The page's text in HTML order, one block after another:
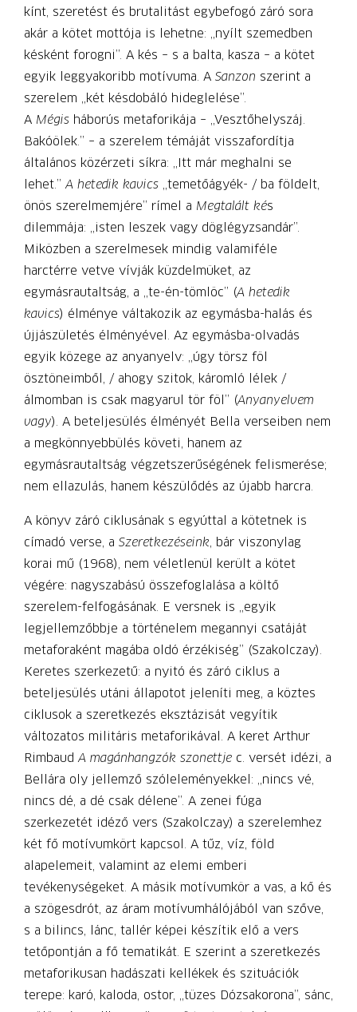
kínt, szeretést és brutalitást egybefogó záró sora
akár a kötet mottója is lehetne: „nyílt szemedben
késként forogni”. A kés – s a balta, kasza – a kötet
egyik leggyakoribb motívuma. A Sanzon szerint a
szerelem „két késdobáló hideglelése”.
A Mégis háborús metaforikája – „Vesztőhelyszáj.
Bakóölek.” – a szerelem témáját visszafordítja
általános közérzeti síkra: „Itt már meghalni se
lehet.”A hetedik kavics „temetőágyék- / ba földelt,
önös szerelmemjére” rímel a Megtalált kés
dilemmája: „isten leszek vagy döglégyzsandár”.
Miközben a szerelmesek mindig valamiféle
harctérre vetve vívják küzdelmüket, az
egymásrautaltság, a „te-én-tömlöc” (A hetedik
kavics) élménye váltakozik az egymásba-halás és
újjászületés élményével. Az egymásba-olvadás
egyik közege az anyanyelv: „úgy törsz föl
ösztöneimből, / ahogy szitok, káromló lélek /
álmomban is csak magyarul tör föl” (Anyanyelvem
vagy). A beteljesülés élményét Bella verseiben nem
a megkönnyebbülés követi, hanem az
egymásrautaltság végzetszerűségének felismerése;
nem ellazulás, hanem készülődés az újabb harcra.
A könyv záró ciklusának s egyúttal a kötetnek is
címadó verse, a Szeretkezéseink, bár viszonylag
korai mű (1968), nem véletlenül került a kötet
végére: nagyszabású összefoglalása a költő
szerelem-felfogásának. E versnek is „egyik
legjellemzőbbje a történelem megannyi csatáját
metaforaként magába oldó érzékiség” (Szakolczay).
Keretes szerkezetű: a nyitó és záró ciklus a
beteljesülés utáni állapotot jeleníti meg, a köztes
ciklusok a szeretkezés eksztázisát vegyítik
változatos militáris metaforikával. A keret Arthur
RimbaudA magánhangzók szonettje c. versét idézi, a
Bellára oly jellemző szóleleményekkel: „nincs vé,
nincs dé, a dé csak délene”. A zenei fúga
szerkezetét idéző vers (Szakolczay) a szerelemhez
két fő motívumkört kapcsol. A tűz, víz, föld
alapelemeit, valamint az elemi emberi
tevékenységeket. A másik motívumkör a vas, a kő és
a szögesdrót, az áram motívumhálójából van szőve,
s a bilincs, lánc, tallér képei készítik elő a vers
tetőpontján a fő tematikát. E szerint a szeretkezés
metaforikusan hadászati kellékek és szituációk
terepe: karó, kaloda, ostor, „tüzes Dózsakorona”, sánc,